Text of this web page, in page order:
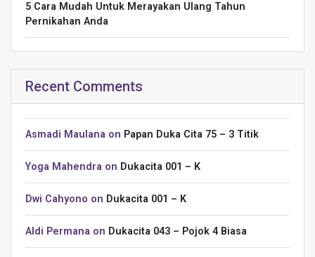
5 Cara Mudah Untuk Merayakan Ulang Tahun
Pernikahan Anda
Recent Comments
Asmadi Maulana on Papan Duka Cita 75 – 3 Titik
Yoga Mahendra on Dukacita 001 – K
Dwi Cahyono on Dukacita 001 – K
Aldi Permana on Dukacita 043 – Pojok 4 Biasa